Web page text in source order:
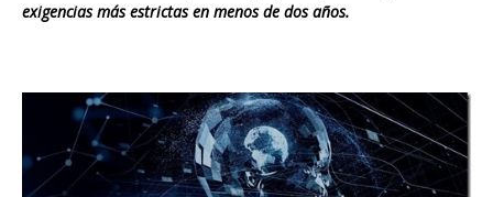
exigencias más estrictas en menos de dos años.